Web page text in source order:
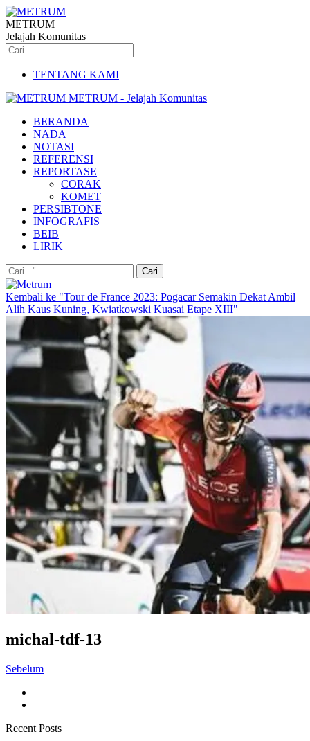
METRUM
Jelajah Komunitas
TENTANG KAMI
METRUM - Jelajah Komunitas
BERANDA
NADA
NOTASI
REFERENSI
REPORTASE
CORAK
KOMET
PERSIBTONE
INFOGRAFIS
BEIB
LIRIK
Kembali ke "Tour de France 2023: Pogacar Semakin Dekat Ambil
Alih Kaus Kuning, Kwiatkowski Kuasai Etape XIII"
michal-tdf-13
Sebelum
Recent Posts